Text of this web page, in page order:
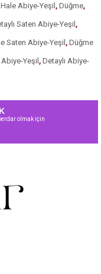
Hale Abiye-Yeşil , Düğme,
Saten Abiye-Yeşil ,
Saten Abiye-Yeşil , Düğme
Yeşil , Detaylı Abiye-
olmak için